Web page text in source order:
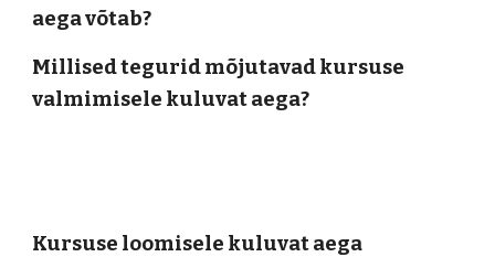
aega võtab?
Millised tegurid mõjutavad kursuse
valmimisele kuluvat aega?
Kursuse loomisele kuluvat aega